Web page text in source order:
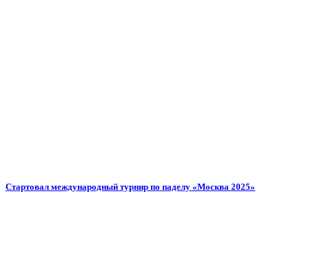
Стартовал международный турнир по паделу «Москва 2025»